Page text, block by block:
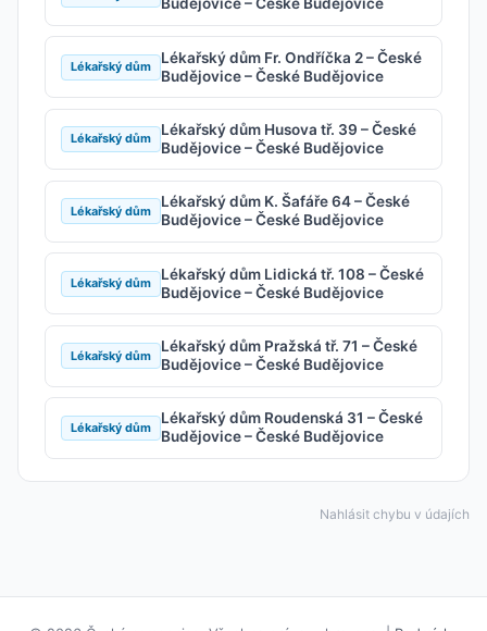
Budějovice – České Budějovice
Lékařský dům
Lékařský dům Fr. Ondříčka 2 – České
Budějovice – České Budějovice
Lékařský dům
Lékařský dům Husova tř. 39 – České
Budějovice – České Budějovice
Lékařský dům
Lékařský dům K. Šafáře 64 – České
Budějovice – České Budějovice
Lékařský dům
Lékařský dům Lidická tř. 108 – České
Budějovice – České Budějovice
Lékařský dům
Lékařský dům Pražská tř. 71 – České
Budějovice – České Budějovice
Lékařský dům
Lékařský dům Roudenská 31 – České
Budějovice – České Budějovice
Nahlásit chybu v údajích